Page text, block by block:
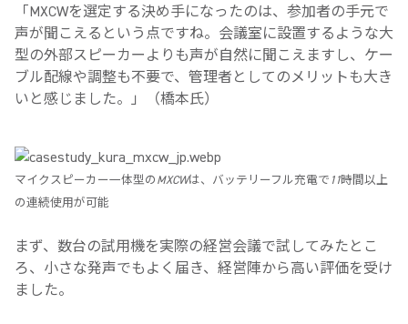
「MXCWを選定する決め手になったのは、参加者の手元で
声が聞こえるという点ですね。会議室に設置するような大
型の外部スピーカーよりも声が自然に聞こえますし、ケー
ブル配線や調整も不要で、管理者としてのメリットも大き
いと感じました。」（橋本氏）
マイクスピーカー一体型のMXCWは、バッテリーフル充電で11時間以上
の連続使用が可能
まず、数台の試用機を実際の経営会議で試してみたとこ
ろ、小さな発声でもよく届き、経営陣から高い評価を受け
ました。